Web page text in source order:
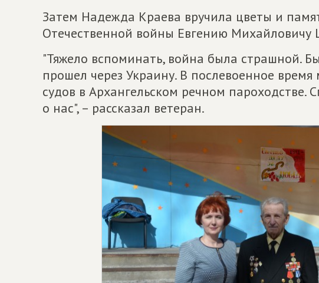
Затем Надежда Краева вручила цветы и
Отечественной войны Евгению Михайловичу
"Тяжело вспоминать, война была страшной.
прошел через Украину. В послевоенное
судов в Архангельском речном пароходстве.
о нас", – рассказал ветеран.